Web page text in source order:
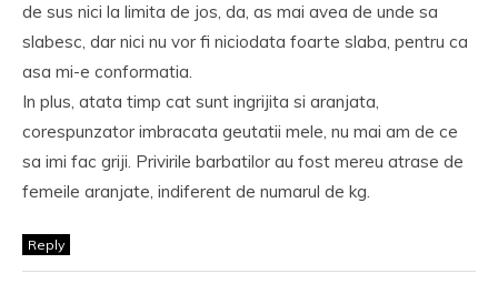
de sus nici la limita de jos, da, as mai avea de unde sa
slabesc, dar nici nu vor fi niciodata foarte slaba, pentru ca
asa mi-e conformatia.
In plus, atata timp cat sunt ingrijita si aranjata,
corespunzator imbracata geutatii mele, nu mai am de ce
sa imi fac griji. Privirile barbatilor au fost mereu atrase de
femeile aranjate, indiferent de numarul de kg.
Reply